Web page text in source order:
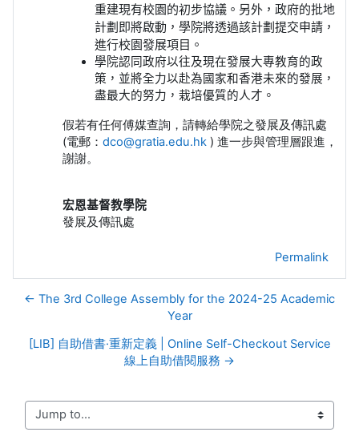
重建現有校園的初步協議。另外，政府的批地
計劃即將啟動，學院將透過該計劃提交申請，
進行校園發展項目。
學院認同政府以往及現在發展大專教育的政
策，並將全力以赴為國家和香港未來的發展，
盡最大的努力，栽培優質的人才。
假若有任何傅媒查詢，請轉給學院之發展及傳訊處
(電郵： dco@gratia.edu.hk ) 進一步與管理層跟進，
謝謝。
宏恩基督教學院
發展及傳訊處
Permalink
← The 3rd College Assembly for the 2024-25 Academic
Year
[LIB] 自助借書·重新定義 | Online Self-Checkout Service
線上自助借閱服務 →
Jump to...